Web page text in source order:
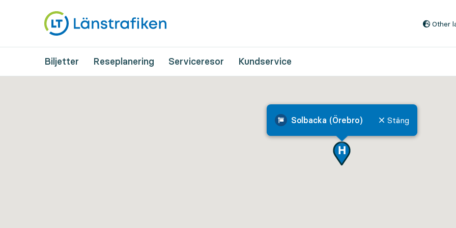
Other
Biljetter Reseplanering Serviceresor Kundservice
Solbacka (Örebro) Stäng